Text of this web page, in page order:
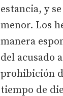
estancia, y
menor. Los
manera
del acusado
prohibición
tiempo de